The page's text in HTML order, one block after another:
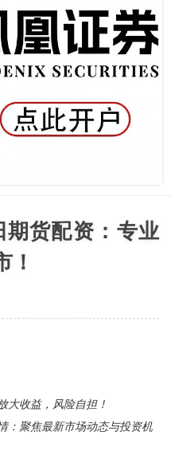
货配资：专业
！
大收益，风险自担！
：聚焦最新市场动态与投资机